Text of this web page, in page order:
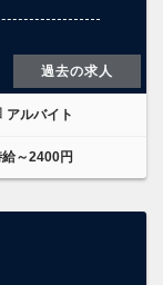
過去の求人
アルバイト
～2400円